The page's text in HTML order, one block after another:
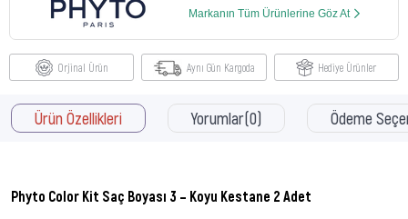
Markanın Tüm Ürünlerine Göz At
Orjinal Ürün Aynı Gün Kargoda Hediye Ürünler
Ürün Özellikleri Yorumlar(0) Ödeme
Phyto Color Kit Saç Boyası 3 – Koyu Kestane 2 Adet